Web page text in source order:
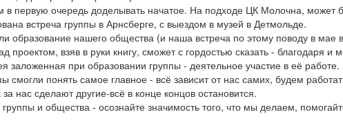
в первую очередь доделывать начатое. На подходе ЦК Молочна, может
встреча группы в Арнсберге, с выездом в музей в Детмольде.
нашего общества (и наша встреча по этому поводу в мае
проектом, взяв в руки книгу, сможет с гордостью сказать - благодаря и
заложенная при образовании группы - деятельное участие в её работе.
смогли понять самое главное - всё зависит от нас самих, будем
нас сделают другие-всё в конце концов остановится.
и общества - осознайте значимость того, что мы делаем,